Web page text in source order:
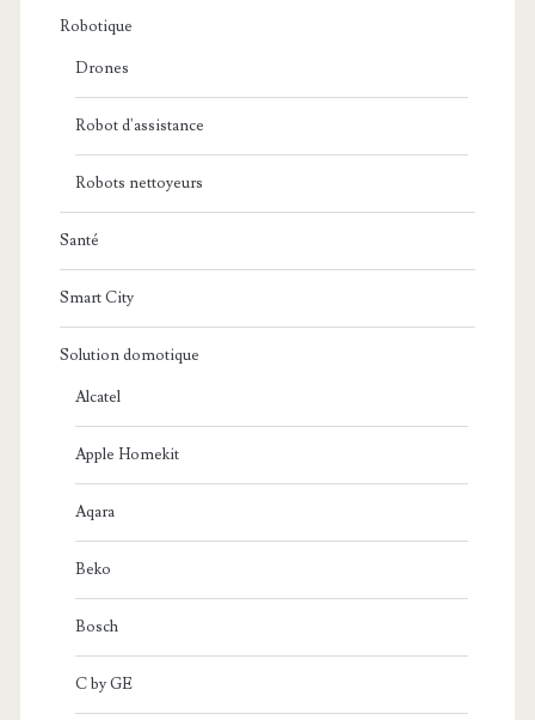
Robotique
Drones
Robot d'assistance
Robots nettoyeurs
Santé
Smart City
Solution domotique
Alcatel
Apple Homekit
Aqara
Beko
Bosch
C by GE